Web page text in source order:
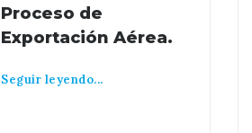
Proceso de
Exportación Aérea.
Seguir leyendo...